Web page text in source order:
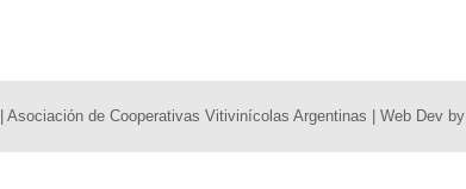
| Asociación de Cooperativas Vitivinícolas Argentinas | Web Dev by